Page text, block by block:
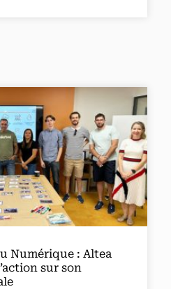
Numérique : Altea
sur son